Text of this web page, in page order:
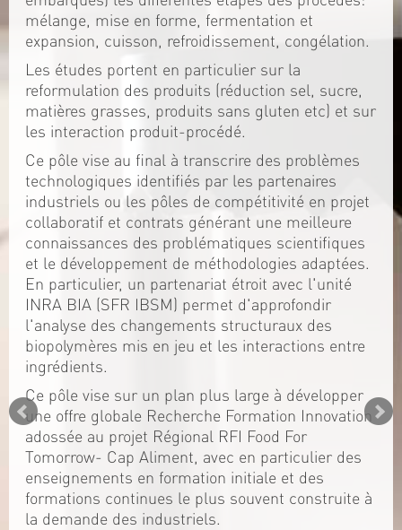
mélange, mise en forme, fermentation et
expansion, cuisson, refroidissement, congélation.
Les études portent en particulier sur la
reformulation des produits (réduction sel, sucre,
matières grasses, produits sans gluten etc) et sur
les interaction produit-procédé.
Ce pôle vise au final à transcrire des problèmes
technologiques identifiés par les partenaires
industriels ou les pôles de compétitivité en projet
collaboratif et contrats générant une meilleure
connaissances des problématiques scientifiques
et le développement de méthodologies adaptées.
En particulier, un partenariat étroit avec l'unité
INRA BIA (SFR IBSM) permet d'approfondir
l'analyse des changements structuraux des
biopolymères mis en jeu et les interactions entre
ingrédients.
Ce pôle vise sur un plan plus large à développer
une offre globale Recherche Formation Innovation
adossée au projet Régional RFI Food For
Tomorrow- Cap Aliment, avec en particulier des
enseignements en formation initiale et des
formations continues le plus souvent construite à
la demande des industriels.